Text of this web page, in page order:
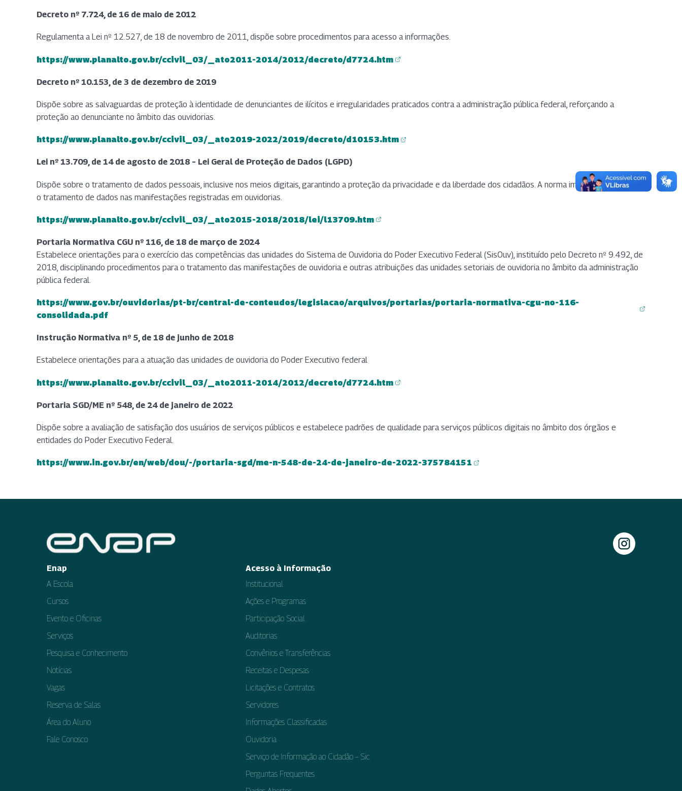
Decreto nº 7.724, de 16 de maio de 2012
Regulamenta a Lei nº 12.527, de 18 de novembro de 2011, dispõe sobre procedimentos para acesso a informações.
https://www.planalto.gov.br/ccivil_03/_ato2011-2014/2012/decreto/d7724.htm
(abre em nova aba)
Decreto nº 10.153, de 3 de dezembro de 2019
Dispõe sobre as salvaguardas de proteção à identidade de denunciantes de ilícitos e irregularidades praticados contra a administração pública federal, reforçando a
proteção ao denunciante no âmbito das ouvidorias.
https://www.planalto.gov.br/ccivil_03/_ato2019-2022/2019/decreto/d10153.htm
(abre em nova aba)
Lei nº 13.709, de 14 de agosto de 2018 – Lei Geral de Proteção de Dados (LGPD)
Dispõe sobre o tratamento de dados pessoais, inclusive nos meios digitais, garantindo a proteção da privacidade e da liberdade dos cidadãos. A norma impacta diretamente
o tratamento de dados nas manifestações registradas em ouvidorias.
https://www.planalto.gov.br/ccivil_03/_ato2015-2018/2018/lei/l13709.htm
(abre em nova aba)
Portaria Normativa CGU nº 116, de 18 de março de 2024
Estabelece orientações para o exercício das competências das unidades do Sistema de Ouvidoria do Poder Executivo Federal (SisOuv), instituído pelo Decreto nº 9.492, de
2018, disciplinando procedimentos para o tratamento das manifestações de ouvidoria e outras atribuições das unidades setoriais de ouvidoria no âmbito da administração
pública federal.
https://www.gov.br/ouvidorias/pt-br/central-de-conteudos/legislacao/arquivos/portarias/portaria-normativa-cgu-no-116-
consolidada.pdf
(abre em nova aba)
Instrução Normativa nº 5, de 18 de junho de 2018
Estabelece orientações para a atuação das unidades de ouvidoria do Poder Executivo federal
https://www.planalto.gov.br/ccivil_03/_ato2011-2014/2012/decreto/d7724.htm
(abre em nova aba)
Portaria SGD/ME nº 548, de 24 de janeiro de 2022
Dispõe sobre a avaliação de satisfação dos usuários de serviços públicos e estabelece padrões de qualidade para serviços públicos digitais no âmbito dos órgãos e
entidades do Poder Executivo Federal.
https://www.in.gov.br/en/web/dou/-/portaria-sgd/me-n-548-de-24-de-janeiro-de-2022-375784151
(abre em nova aba)
Enap
A Escola
Cursos
Evento e Oficinas
Serviços
Pesquisa e Conhecimento
Notícias
Vagas
Reserva de Salas
Área do Aluno
Fale Conosco
Acesso à Informação
Institucional
Ações e Programas
Participação Social
Auditorias
Convênios e Transferências
Receitas e Despesas
Licitações e Contratos
Servidores
Informações Classificadas
Ouvidoria
Serviço de Informação ao Cidadão – Sic
Perguntas Frequentes